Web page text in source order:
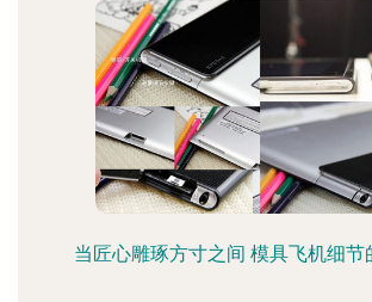
当匠心雕琢方寸之间 模具飞机细节